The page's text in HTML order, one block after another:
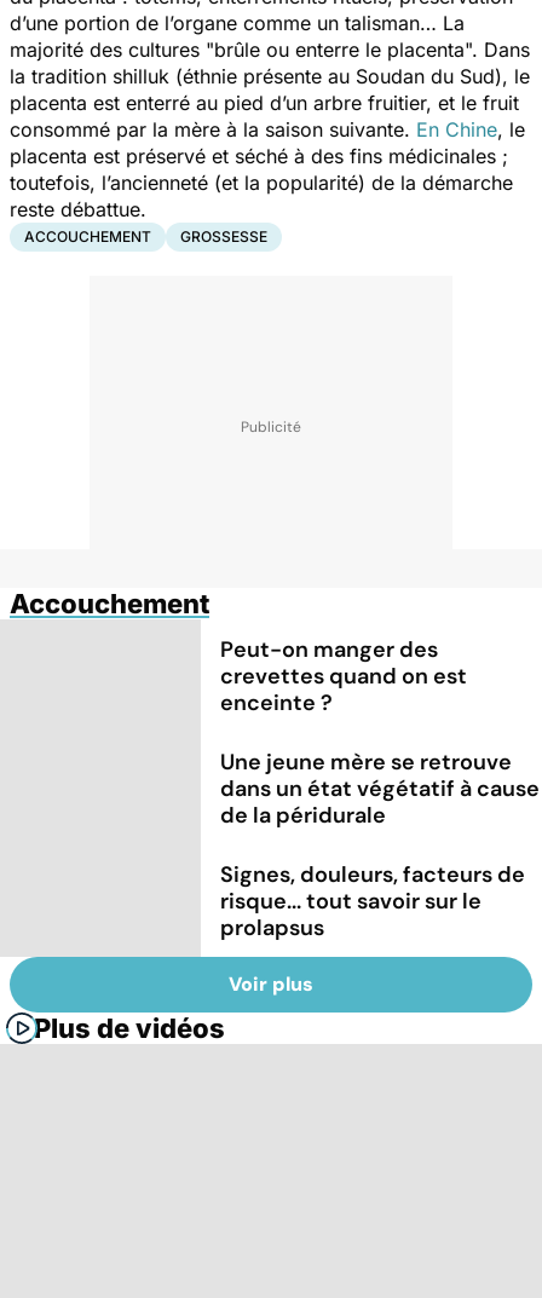
d’une portion de l’organe comme un talisman… La
majorité des cultures "brûle ou enterre le placenta". Dans
la tradition shilluk (éthnie présente au Soudan du Sud), le
placenta est enterré au pied d’un arbre fruitier, et le fruit
consommé par la mère à la saison suivante. En Chine, le
placenta est préservé et séché à des fins médicinales ;
toutefois, l’ancienneté (et la popularité) de la démarche
reste débattue.
ACCOUCHEMENT GROSSESSE
Accouchement
Peut-on manger des
crevettes quand on est
enceinte ?
Une jeune mère se retrouve
dans un état végétatif à cause
de la péridurale
Signes, douleurs, facteurs de
risque... tout savoir sur le
prolapsus
Voir plus
Plus de vidéos